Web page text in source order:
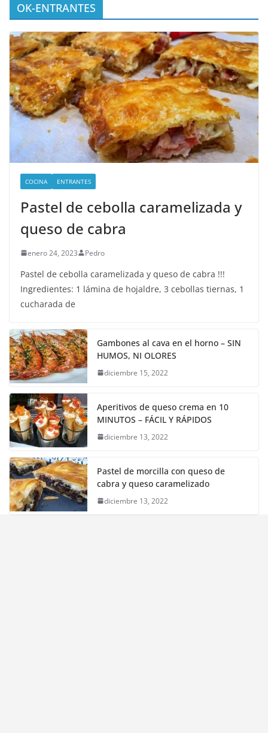
OK-ENTRANTES
COCINA ENTRANTES
Pastel de cebolla caramelizada y
queso de cabra
enero 24, 2023 Pedro
Pastel de cebolla caramelizada y queso de cabra !!!
Ingredientes: 1 lámina de hojaldre, 3 cebollas tiernas, 1
cucharada de
Gambones al cava en el horno – SIN
HUMOS, NI OLORES
diciembre 15, 2022
Aperitivos de queso crema en 10
MINUTOS – FÁCIL Y RÁPIDOS
diciembre 13, 2022
Pastel de morcilla con queso de
cabra y queso caramelizado
diciembre 13, 2022